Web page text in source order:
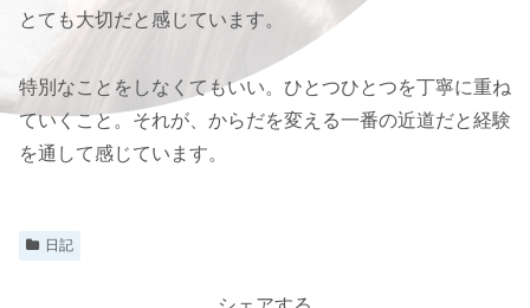
とても大切だと感じています。
特別なことをしなくてもいい。ひとつひとつを丁寧に重ね
ていくこと。それが、からだを変える一番の近道だと経験
を通して感じています。
日記